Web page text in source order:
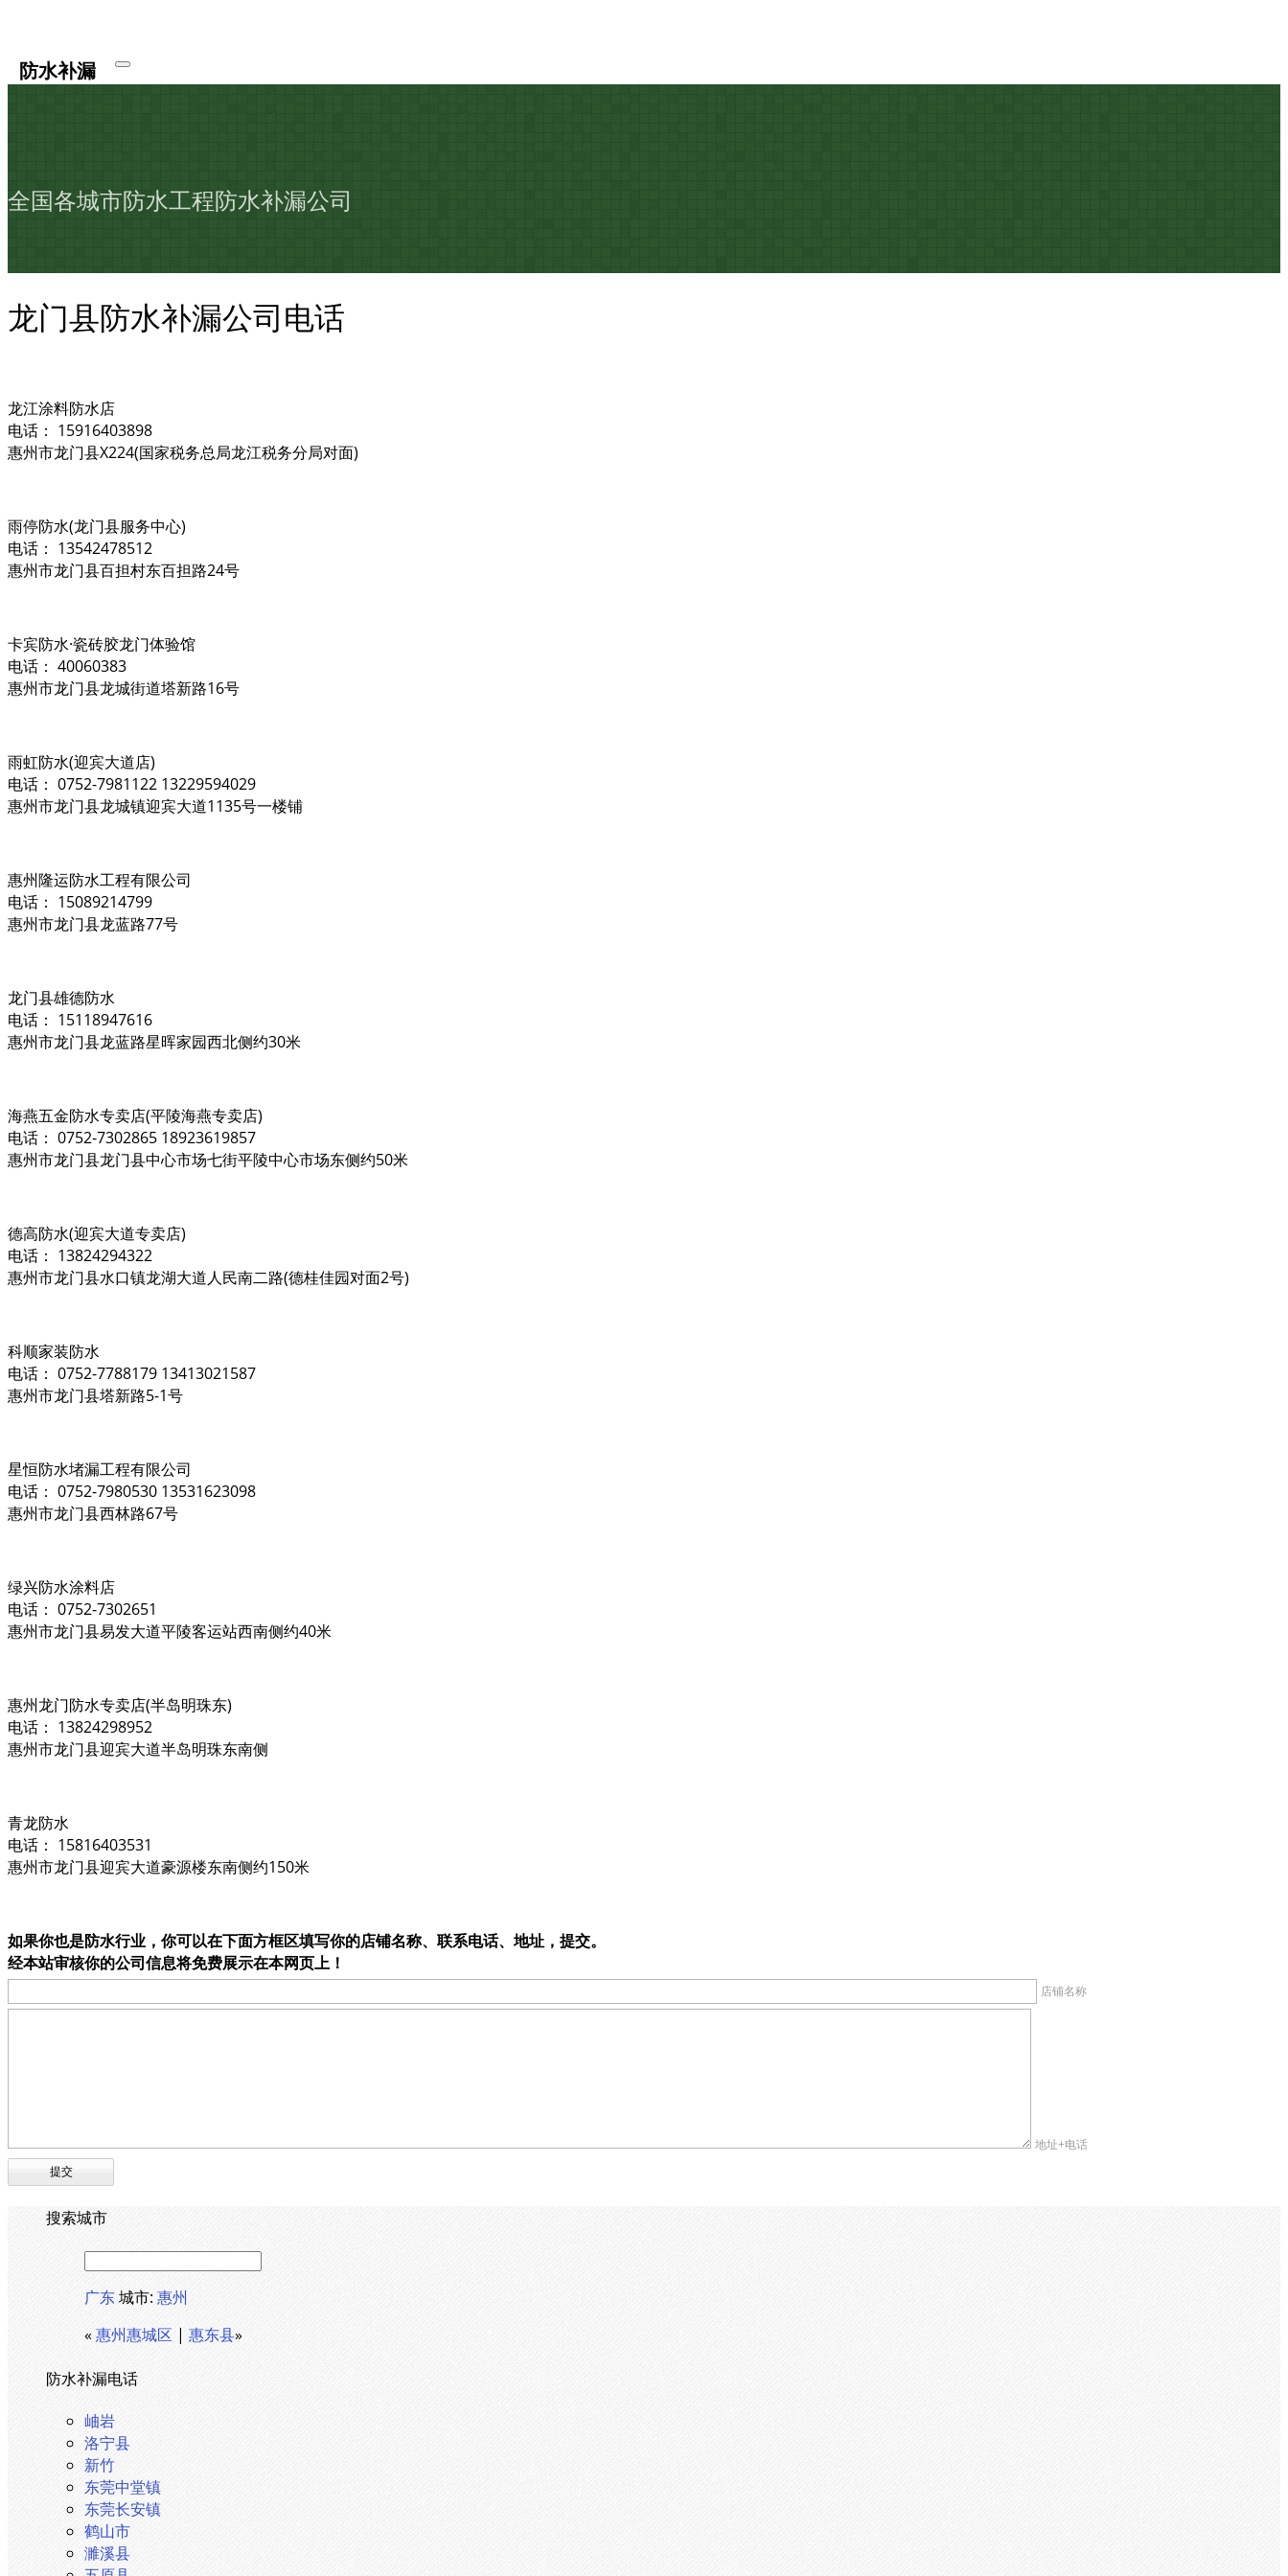
防水补漏
全国各城市防水工程防水补漏公司
龙门县防水补漏公司电话
龙江涂料防水店
电话： 15916403898
惠州市龙门县X224(国家税务总局龙江税务分局对面)
雨停防水(龙门县服务中心)
电话： 13542478512
惠州市龙门县百担村东百担路24号
卡宾防水·瓷砖胶龙门体验馆
电话： 40060383
惠州市龙门县龙城街道塔新路16号
雨虹防水(迎宾大道店)
电话： 0752-7981122 13229594029
惠州市龙门县龙城镇迎宾大道1135号一楼铺
惠州隆运防水工程有限公司
电话： 15089214799
惠州市龙门县龙蓝路77号
龙门县雄德防水
电话： 15118947616
惠州市龙门县龙蓝路星晖家园西北侧约30米
海燕五金防水专卖店(平陵海燕专卖店)
电话： 0752-7302865 18923619857
惠州市龙门县龙门县中心市场七街平陵中心市场东侧约50米
德高防水(迎宾大道专卖店)
电话： 13824294322
惠州市龙门县水口镇龙湖大道人民南二路(德桂佳园对面2号)
科顺家装防水
电话： 0752-7788179 13413021587
惠州市龙门县塔新路5-1号
星恒防水堵漏工程有限公司
电话： 0752-7980530 13531623098
惠州市龙门县西林路67号
绿兴防水涂料店
电话： 0752-7302651
惠州市龙门县易发大道平陵客运站西南侧约40米
惠州龙门防水专卖店(半岛明珠东)
电话： 13824298952
惠州市龙门县迎宾大道半岛明珠东南侧
青龙防水
电话： 15816403531
惠州市龙门县迎宾大道豪源楼东南侧约150米
如果你也是防水行业，你可以在下面方框区填写你的店铺名称、联系电话、地址，提交。
经本站审核你的公司信息将免费展示在本网页上！
店铺名称
地址+电话
搜索城市
广东城市: 惠州
«惠州惠城区 | 惠东县»
防水补漏电话
岫岩
洛宁县
新竹
东莞中堂镇
东莞长安镇
鹤山市
濉溪县